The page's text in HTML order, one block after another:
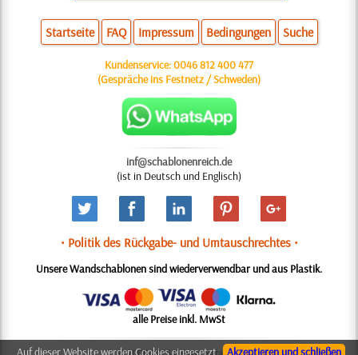
Startseite FAQ Impressum Bedingungen Suche
Kundenservice:0046 812 400 477
(Gespräche ins Festnetz / Schweden)
inf@schablonenreich.de
(ist in Deutsch und Englisch)
• Politik des Rückgabe- und Umtauschrechtes •
Unsere Wandschablonen sind wiederverwendbar und aus Plastik.
alle Preise inkl. MwSt
Akzeptieren und schließen
Auf dieser Website werden Cookies eingesetzt,